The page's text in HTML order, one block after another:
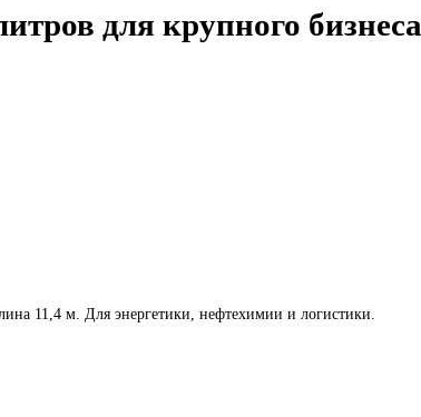
для крупного бизнеса
11,4 м. Для энергетики, нефтехимии и логистики.